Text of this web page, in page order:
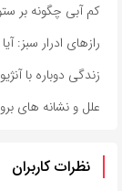
کم آبی چگونه بر
رازهای ادرار سبز:
زندگی دوباره با
علل و نشانه های
نظرات کاربران